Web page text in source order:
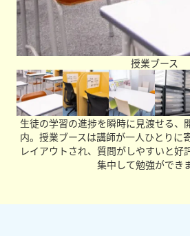
授業ブース
生徒の学習の進捗を瞬時に見渡せる、
内。授業ブースは講師が一人ひとりに
レイアウトされ、質問がしやすいと好
集中して勉強ができ